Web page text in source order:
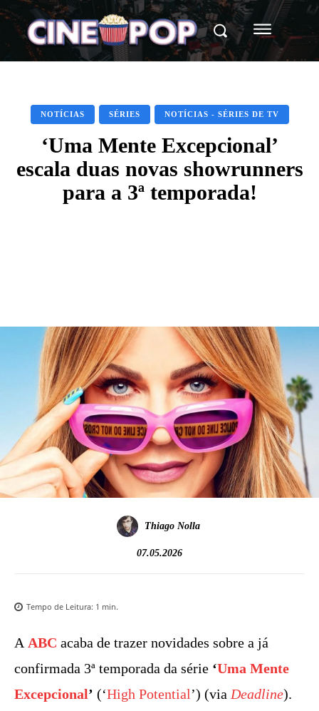
NOTÍCIAS SÉRIES NOTÍCIAS - SÉRIES DE TV
‘Uma Mente Excepcional’
escala duas novas showrunners
para a 3ª temporada!
Thiago Nolla
07.05.2026
Tempo de Leitura: 1 min.
A ABC acaba de trazer novidades sobre a já
confirmada 3ª temporada da série ‘Uma Mente
Excepcional’ (‘High Potential’) (via Deadline).